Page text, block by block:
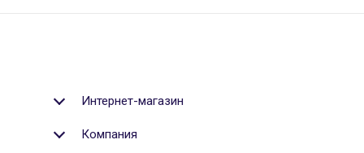
Интернет-магазин
Компания